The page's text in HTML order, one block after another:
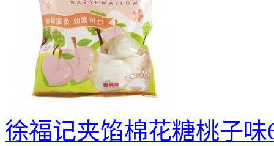
徐福记夹馅棉花糖桃子味